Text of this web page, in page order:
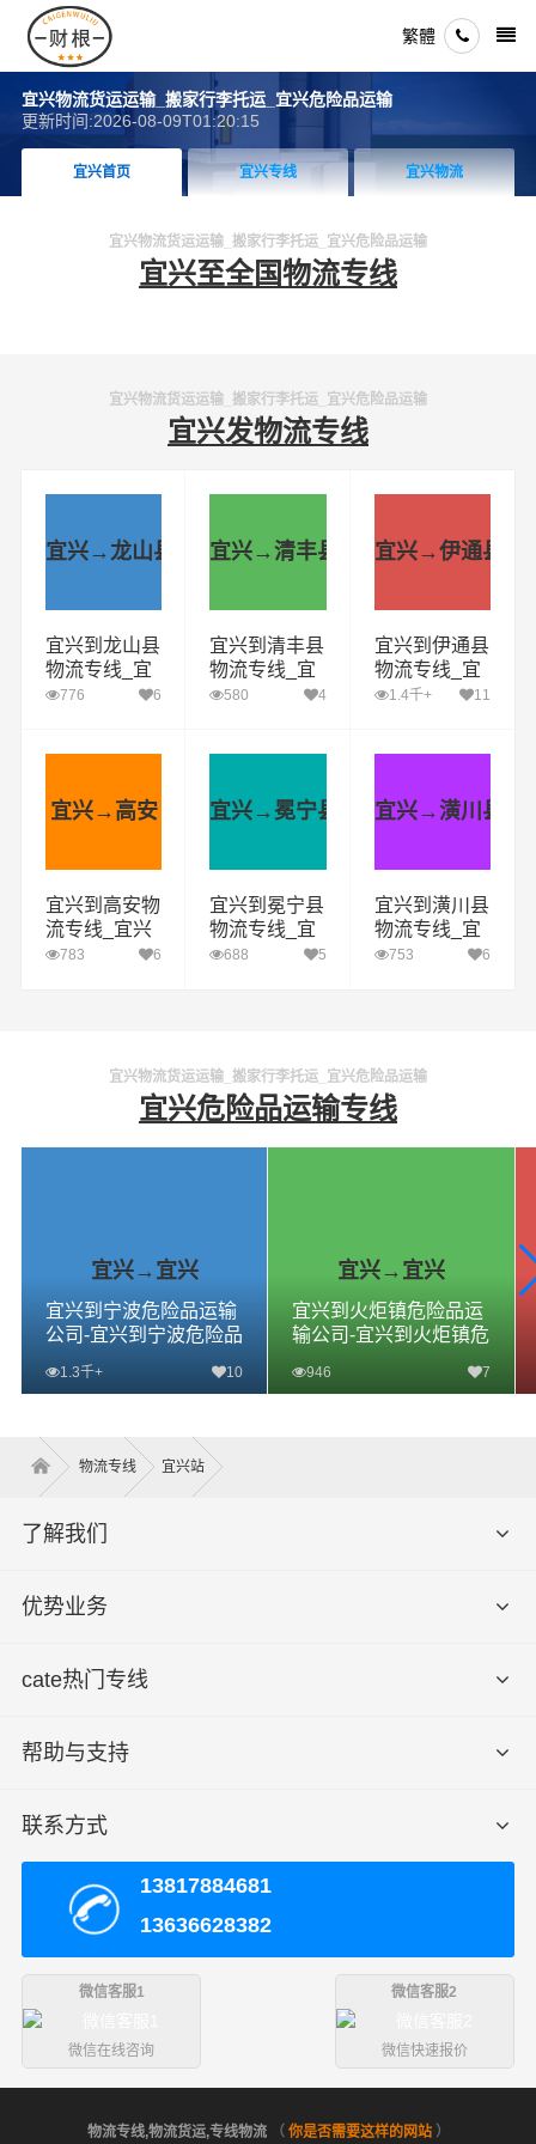
繁體
宜兴物流货运运输_搬家行李托运_宜兴危险品运输
更新时间:2026-08-09T01:20:15
宜兴首页 宜兴专线 宜兴物流
宜兴物流货运运输_搬家行李托运_宜兴危险品运输
宜兴至全国物流专线
宜兴物流货运运输_搬家行李托运_宜兴危险品运输
宜兴发物流专线
宜兴→龙山县
宜兴到龙山县
物流专线_宜
兴到龙山县货
776 6
宜兴→清丰县
宜兴到清丰县
物流专线_宜
兴到清丰县货
580 4
宜兴→伊通县
宜兴到伊通县
物流专线_宜
兴到伊通县货
1.4千+ 11
宜兴→高安
宜兴到高安物
流专线_宜兴
到高安货运公
783 6
宜兴→冕宁县
宜兴到冕宁县
物流专线_宜
兴到冕宁县货
688 5
宜兴→潢川县
宜兴到潢川县
物流专线_宜
兴到潢川县货
753 6
宜兴物流货运运输_搬家行李托运_宜兴危险品运输
宜兴危险品运输专线
宜兴→宜兴
宜兴到宁波危险品运输
公司-宜兴到宁波危险品
险品专线
1.3千+ 10
宜兴→宜兴
宜兴到火炬镇危险品运
输公司-宜兴到火炬镇危
炬镇危险品专线
946 7
物流专线 宜兴站
了解我们
优势业务
cate热门专线
帮助与支持
联系方式
13817884681
13636628382
微信客服1
微信在线咨询
微信客服2
微信快速报价
物流专线,物流货运,专线物流（ 你是否需要这样的网站）